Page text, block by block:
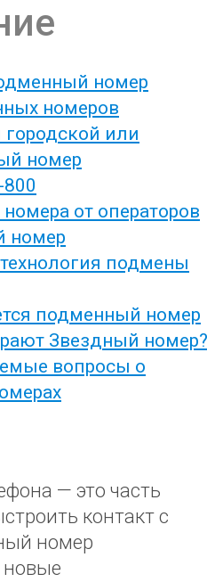
номер
номеров
или
номер
от операторов
номер
подмены
подменный номер
Звездный номер?
вопросы о
— это часть
контакт с
номер
новые